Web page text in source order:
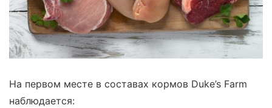
На первом месте в составах кормов Duke’s Farm
наблюдается: